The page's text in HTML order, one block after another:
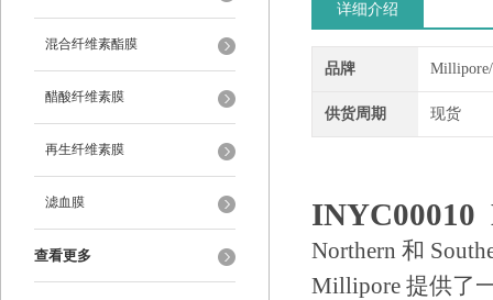
混合纤维素酯膜
醋酸纤维素膜
再生纤维素膜
滤血膜
查看更多
详细介绍
品牌
供货周期 现货
INYC00010
Northern 和
Millipore 提供了